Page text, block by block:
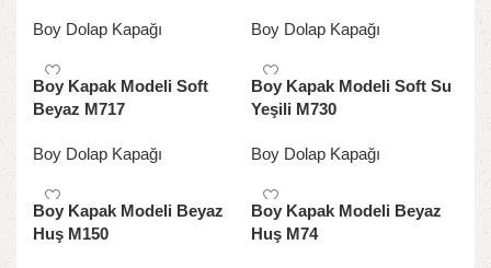
Boy Dolap Kapağı Boy Dolap Kapağı
Boy Kapak Modeli Soft
Beyaz M717
Boy Dolap Kapağı
Boy Kapak Modeli Soft Su
Yeşili M730
Boy Dolap Kapağı
Boy Kapak Modeli Beyaz
Huş M150
Boy Kapak Modeli Beyaz
Huş M74